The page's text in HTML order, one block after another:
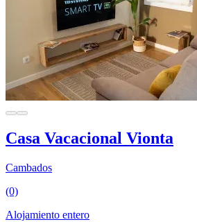
Casa Vacacional Vionta
Cambados
(0)
Alojamiento entero